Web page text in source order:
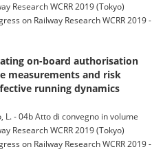
Research WCRR 2019 (Tokyo)
on Railway Research WCRR 2019 -
on-board authorisation
measurements and risk
running dynamics
L. - 04b Atto di convegno in volume
Research WCRR 2019 (Tokyo)
on Railway Research WCRR 2019 -